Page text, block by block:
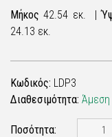
Μήκος 42.54 εκ. |
24.13 εκ.
Κωδικός: LDP3
Διαθεσιμότητα:
Ποσότητα: